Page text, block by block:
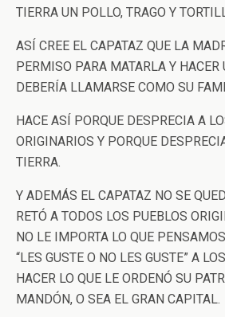
TIERRA UN POLLO, TRAGO Y
ASÍ CREE EL CAPATAZ QUE LA
PERMISO PARA MATARLA Y HACER
DEBERÍA LLAMARSE COMO SU
HACE ASÍ PORQUE DESPRECIA A
ORIGINARIOS Y PORQUE
TIERRA.
Y ADEMÁS EL CAPATAZ NO SE
RETÓ A TODOS LOS PUEBLOS
NO LE IMPORTA LO QUE
“LES GUSTE O NO LES GUSTE” A
HACER LO QUE LE ORDENÓ SU
MANDÓN, O SEA EL GRAN CAPITAL.